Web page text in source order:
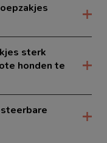
sterk
honden te